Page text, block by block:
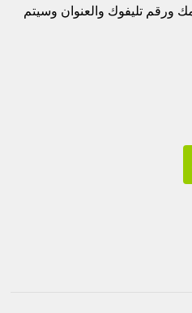
ورقم تليفوك والعنوان وسيتم